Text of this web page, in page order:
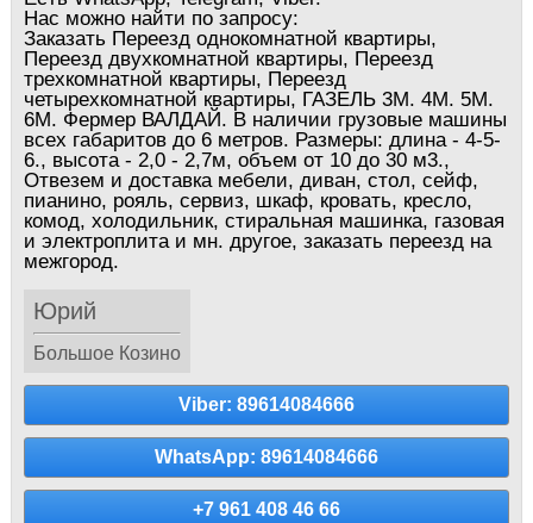
Нас можно найти по запросу:
Заказать Переезд однокомнатной квартиры,
Переезд двухкомнатной квартиры, Переезд
трехкомнатной квартиры, Переезд
четырехкомнатной квартиры, ГАЗЕЛЬ 3М. 4М. 5М.
6М. Фермер ВАЛДАЙ. В наличии грузовые машины
всех габаритов до 6 метров. Размеры: длина - 4-5-
6., высота - 2,0 - 2,7м, объем от 10 до 30 м3.,
Отвезем и доставка мебели, диван, стол, сейф,
пианино, рояль, сервиз, шкаф, кровать, кресло,
комод, холодильник, стиральная машинка, газовая
и электроплита и мн. другое, заказать переезд на
межгород.
Юрий
Большое Козино
Viber: 89614084666
WhatsApp: 89614084666
+7 961 408 46 66